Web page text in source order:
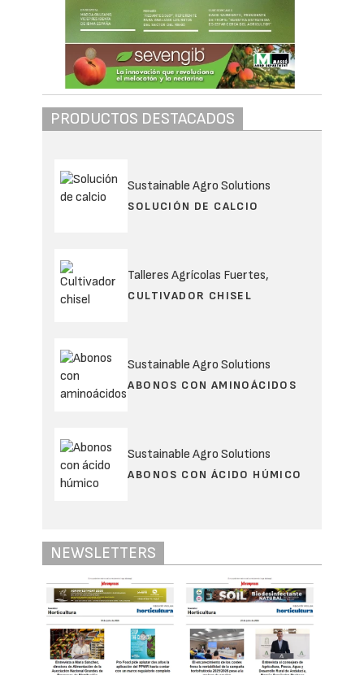
PRODUCTOS DESTACADOS
Sustainable Agro Solutions
SOLUCIÓN DE CALCIO
Talleres Agrícolas Fuertes,
CULTIVADOR CHISEL
Sustainable Agro Solutions
ABONOS CON AMINOÁCIDOS
Sustainable Agro Solutions
ABONOS CON ÁCIDO HÚMICO
NEWSLETTERS